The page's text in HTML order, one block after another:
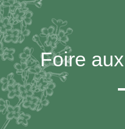
Foire aux